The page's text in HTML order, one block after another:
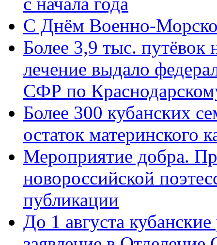
C Днём Военно-
Более 3,9 тыс. путёвок
лечение выдало
СФР по
Более 300 кубанских
остаток материнского
Мероприятие добра.
новороссийской
публикации
До 1 августа